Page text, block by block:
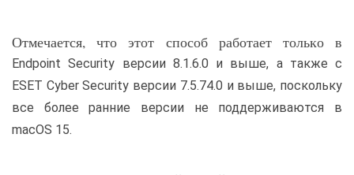
Отмечается, что этот способ работает только в
Endpoint Security версии 8.1.6.0 и выше, а также с
ESET Cyber Security версии 7.5.74.0 и выше, поскольку
все более ранние версии не поддерживаются в
macOS 15.